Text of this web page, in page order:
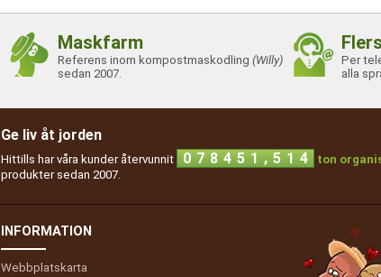
Maskfarm
Referens inom kompostmaskodling (Willy)
sedan 2007.
Per
alla
Ge liv åt jorden
Hittills har våra kunder återvunnit 0 7 8 4 5 1 , 5 1 4 ton
produkter sedan 2007.
INFORMATION
Webbplatskarta